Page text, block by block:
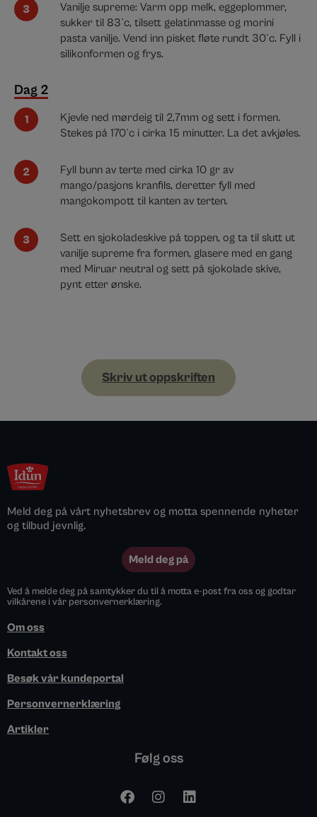
Vanilje supreme: Varm opp melk, eggeplommer,
sukker til 83°c, tilsett gelatinmasse og morini
pasta vanilje. Vend inn pisket fløte rundt 30°c. Fyll i
silikonformen og frys.
Dag 2
Kjevle ned mørdeig til 2,7mm og sett i formen.
Stekes på 170°c i cirka 15 minutter. La det avkjøles.
Fyll bunn av terte med cirka 10 gr av
mango/pasjons kranfils, deretter fyll med
mangokompott til kanten av terten.
Sett en sjokoladeskive på toppen, og ta til slutt ut
vanilje supreme fra formen, glasere med en gang
med Miruar neutral og sett på sjokolade skive,
pynt etter ønske.
Skriv ut oppskriften
Meld deg på vårt nyhetsbrev og motta spennende nyheter
og tilbud jevnlig.
Meld deg på
Ved å melde deg på samtykker du til å motta e-post fra oss og godtar
vilkårene i vår personvernerklæring.
Om oss
Kontakt oss
Besøk vår kundeportal
Personvernerklæring
Artikler
Følg oss
F
a
I
n
L
i